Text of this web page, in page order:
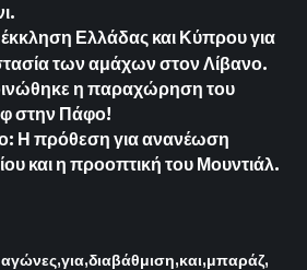
Ελλάδας και Κύπρου για
των αμάχων στον Λίβανο.
η παραχώρηση του
στην Πάφο!
Η πρόθεση για ανανέωση
και η προοπτική του Μουντιάλ.
αγώνες για διαβάθμιση και μπαράζ